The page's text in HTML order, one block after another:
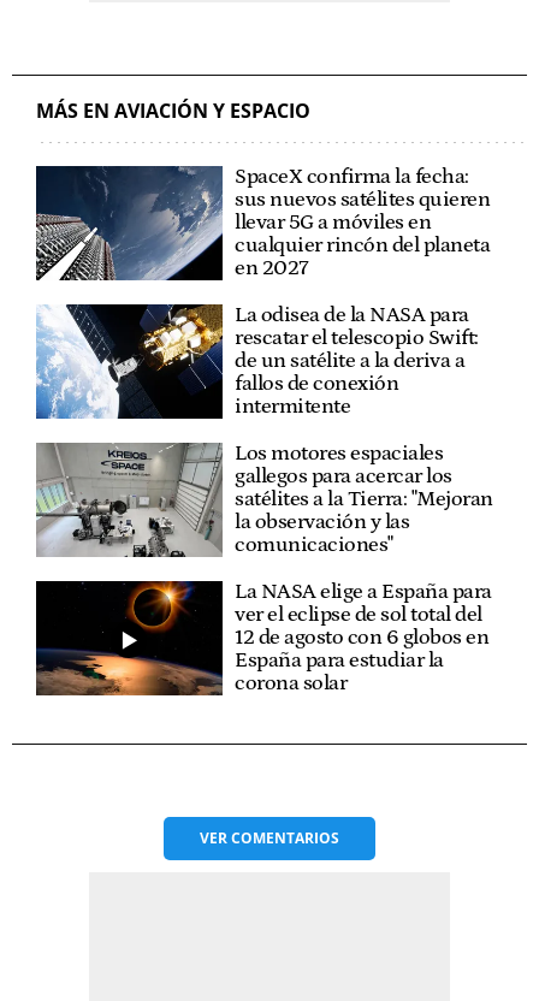
MÁS EN AVIACIÓN Y ESPACIO
SpaceX confirma la fecha:
sus nuevos satélites quieren
llevar 5G a móviles en
cualquier rincón del planeta
en 2027
La odisea de la NASA para
rescatar el telescopio Swift:
de un satélite a la deriva a
fallos de conexión
intermitente
Los motores espaciales
gallegos para acercar los
satélites a la Tierra: "Mejoran
la observación y las
comunicaciones"
La NASA elige a España para
ver el eclipse de sol total del
12 de agosto con 6 globos en
España para estudiar la
corona solar
VERCOMENTARIOS